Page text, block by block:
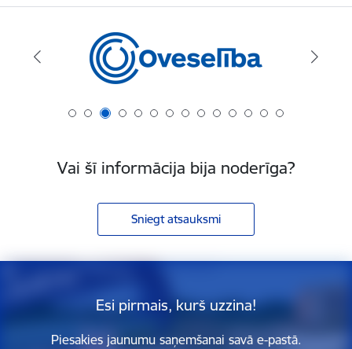
Vai šī informācija bija noderīga?
Sniegt atsauksmi
Esi pirmais, kurš uzzina!
Piesakies jaunumu saņemšanai savā e-pastā.